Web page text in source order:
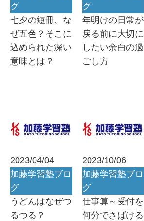
グ
七夕の短冊、な
ぜ五色？そこに
込められた深い
意味とは？
グ
年明けの日常が
戻る前に大切に
したい余白の過
ごし方
2023/04/04
加藤学習塾ブロ
グ
うどんはなぜつ
るつる？
2023/10/06
加藤学習塾ブロ
グ
仕事算～受付を
何分でさばける